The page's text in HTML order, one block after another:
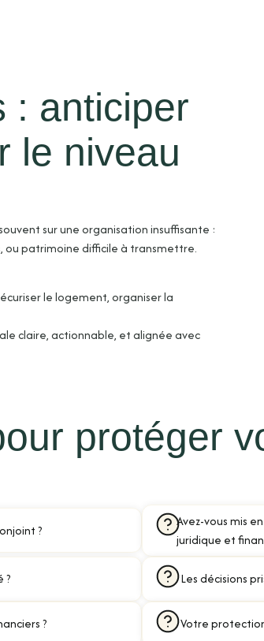
: anticiper
le niveau
sur une organisation insuffisante :
ou patrimoine difficile à transmettre.
le logement, organiser la
claire, actionnable, et alignée avec
protéger
?
Avez-vous mis
juridique et
? Les décisions
? Votre